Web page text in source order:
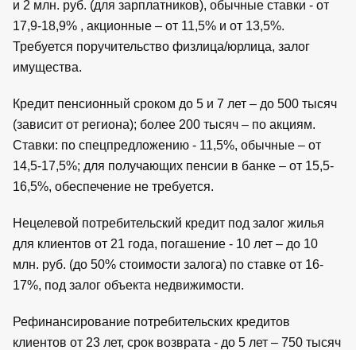
и 2 млн. руб. (для зарплатников), обычные ставки - от
17,9-18,9% , акционные – от 11,5% и от 13,5%.
Требуется поручительство физлица/юрлица, залог
имущества.
Кредит пенсионный сроком до 5 и 7 лет – до 500 тысяч
(зависит от региона); более 200 тысяч – по акциям.
Ставки: по спецпредложению - 11,5%, обычные – от
14,5-17,5%; для получающих пенсии в банке – от 15,5-
16,5%, обеспечение не требуется.
Нецелевой потребительский кредит под залог жилья
для клиентов от 21 года, погашение - 10 лет – до 10
млн. руб. (до 50% стоимости залога) по ставке от 16-
17%, под залог объекта недвижимости.
Рефинансирование потребительских кредитов
клиентов от 23 лет, срок возврата - до 5 лет – 750 тысяч